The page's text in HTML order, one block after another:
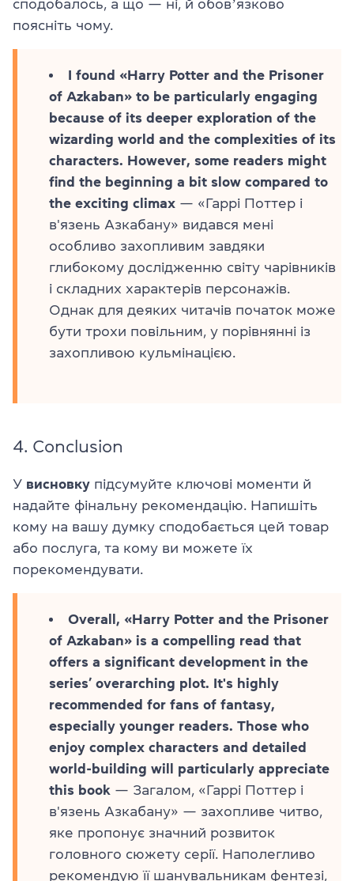
сподобалось, а що — ні, й обовʼязково
поясніть чому.
I found «Harry Potter and the Prisoner
of Azkaban» to be particularly engaging
because of its deeper exploration of the
wizarding world and the complexities of its
characters. However, some readers might
find the beginning a bit slow compared to
the exciting climax — «Гаррі Поттер і
в'язень Азкабану» видався мені
особливо захопливим завдяки
глибокому дослідженню світу чарівників
і складних характерів персонажів.
Однак для деяких читачів початок може
бути трохи повільним, у порівнянні із
захопливою кульмінацією.
4. Conclusion
У висновку підсумуйте ключові моменти й
надайте фінальну рекомендацію. Напишіть
кому на вашу думку сподобається цей товар
або послуга, та кому ви можете їх
порекомендувати.
Overall, «Harry Potter and the Prisoner
of Azkaban» is a compelling read that
offers a significant development in the
series’ overarching plot. It's highly
recommended for fans of fantasy,
especially younger readers. Those who
enjoy complex characters and detailed
world-building will particularly appreciate
this book — Загалом, «Гаррі Поттер і
в'язень Азкабану» — захопливе читво,
яке пропонує значний розвиток
головного сюжету серії. Наполегливо
рекомендую її шанувальникам фентезі,